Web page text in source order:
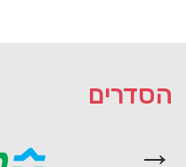
הסדרים